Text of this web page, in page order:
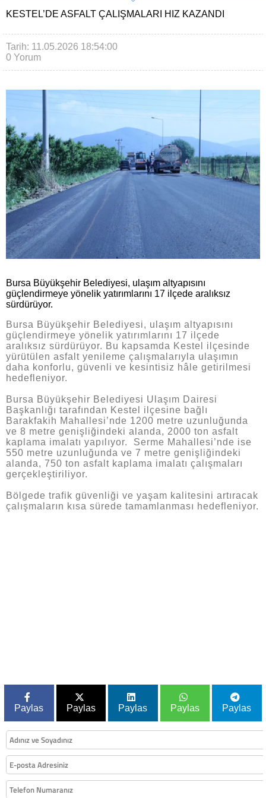
KESTEL’DE ASFALT ÇALIŞMALARI HIZ KAZANDI
Tarih: 11.05.2026 18:54:00
0 Yorum
Bursa Büyükşehir Belediyesi, ulaşım altyapısını
güçlendirmeye yönelik yatırımlarını 17 ilçede aralıksız
sürdürüyor.
Bursa Büyükşehir Belediyesi, ulaşım altyapısını
güçlendirmeye yönelik yatırımlarını 17 ilçede
aralıksız sürdürüyor. Bu kapsamda Kestel ilçesinde
yürütülen asfalt yenileme çalışmalarıyla ulaşımın
daha konforlu, güvenli ve kesintisiz hâle getirilmesi
hedefleniyor.
Bursa Büyükşehir Belediyesi Ulaşım Dairesi
Başkanlığı tarafından Kestel ilçesine bağlı
Barakfakih Mahallesi’nde 1200 metre uzunluğunda
ve 8 metre genişliğindeki alanda, 2000 ton asfalt
kaplama imalatı yapılıyor. Serme Mahallesi’nde ise
550 metre uzunluğunda ve 7 metre genişliğindeki
alanda, 750 ton asfalt kaplama imalatı çalışmaları
gerçekleştiriliyor.
Bölgede trafik güvenliği ve yaşam kalitesini artıracak
çalışmaların kısa sürede tamamlanması hedefleniyor.
Paylas Paylas Paylas Paylas Paylas